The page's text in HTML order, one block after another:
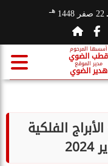
22 صفر 1448 هـ
أسسها المرحوم
قطب الضوي
مدير الموقع
هدير الضوي
الفلكية